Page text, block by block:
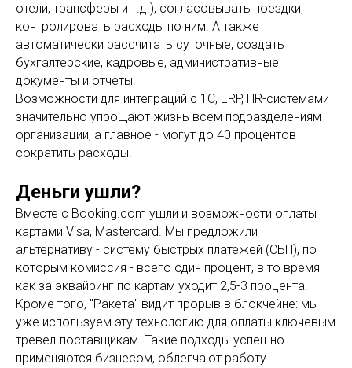
отели, трансферы и т.д.), согласовывать поездки,
контролировать расходы по ним. А также
автоматически рассчитать суточные, создать
бухгалтерские, кадровые, административные
документы и отчеты.
Возможности для интеграций с 1С, ERP, HR-системами
значительно упрощают жизнь всем подразделениям
организации, а главное - могут до 40 процентов
сократить расходы.
Деньги ушли?
Вместе с Booking.com ушли и возможности оплаты
картами Visa, Mastercard. Мы предложили
альтернативу - систему быстрых платежей (СБП), по
которым комиссия - всего один процент, в то время
как за эквайринг по картам уходит 2,5-3 процента.
Кроме того, "Ракета" видит прорыв в блокчейне: мы
уже используем эту технологию для оплаты ключевым
тревел-поставщикам. Такие подходы успешно
применяются бизнесом, облегчают работу